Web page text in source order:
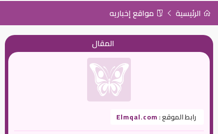
الرئيسية مواقع إخباريه
المقال
رابط الموقع :Elmqal.com